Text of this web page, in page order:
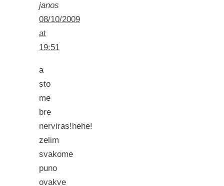
janos
08/10/2009
at
19:51
a
sto
me
bre
nerviras!hehe!
zelim
svakome
puno
ovakve